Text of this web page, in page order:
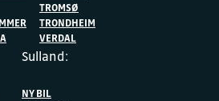
TROMSØ
TRONDHEIM
VERDAL
Sulland:
NY BIL